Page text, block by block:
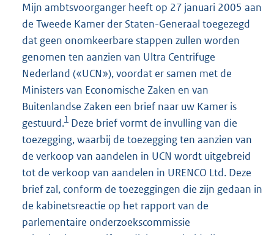
Mijn ambtsvoorganger heeft op 27 januari 2005 aan
de Tweede Kamer der Staten-Generaal toegezegd
dat geen onomkeerbare stappen zullen worden
genomen ten aanzien van Ultra Centrifuge
Nederland («UCN»), voordat er samen met de
Ministers van Economische Zaken en van
Buitenlandse Zaken een brief naar uw Kamer is
gestuurd.1 Deze brief vormt de invulling van die
toezegging, waarbij de toezegging ten aanzien van
de verkoop van aandelen in UCN wordt uitgebreid
tot de verkoop van aandelen in URENCO Ltd. Deze
brief zal, conform de toezeggingen die zijn gedaan in
de kabinetsreactie op het rapport van de
parlementaire onderzoekscommissie